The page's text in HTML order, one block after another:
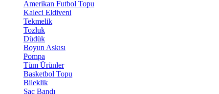
Amerikan Futbol Topu
Kaleci Eldiveni
Tekmelik
Tozluk
Düdük
Boyun Askısı
Pompa
Tüm Ürünler
Basketbol Topu
Bileklik
Saç Bandı